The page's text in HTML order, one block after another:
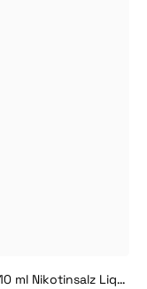
Flavorist Salt Club Tabak Royal Classic 10 ml Nikotinsalz Liquid